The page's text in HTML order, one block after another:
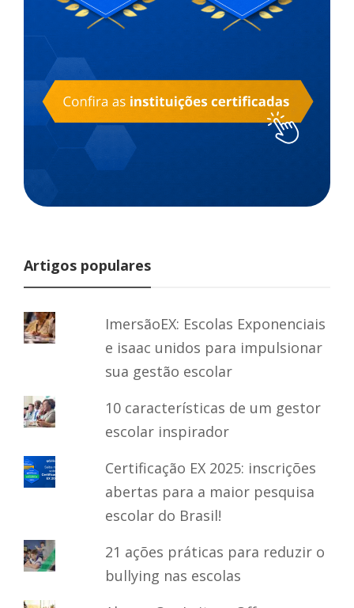
Artigos populares
ImersãoEX: Escolas Exponenciais
e isaac unidos para impulsionar
sua gestão escolar
10 características de um gestor
escolar inspirador
Certificação EX 2025: inscrições
abertas para a maior pesquisa
escolar do Brasil!
21 ações práticas para reduzir o
bullying nas escolas